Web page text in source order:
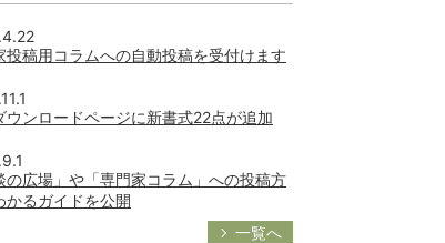
投稿用コラムへの自動投稿を受付けます
ウンロードページに新書式22点が追加
の広場」や「専門家コラム」への投稿方
かるガイドを公開
一覧へ